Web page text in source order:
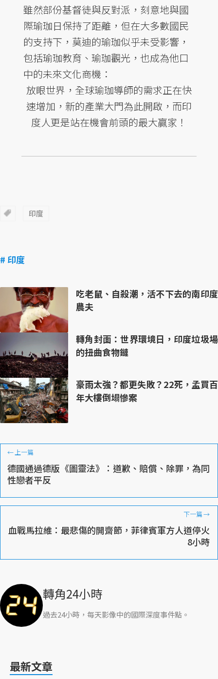
雖然部份基督徒與反對派，刻意地與國
際瑜珈日保持了距離，但在大多數國民
的支持下，莫迪的瑜珈似乎未受影響，
包括瑜珈教育、瑜珈觀光，也成為他口
中的未來文化商機：
放眼世界，全球瑜珈導師的需求正在快
速增加，新的產業大門為此開啟，而印
度人更是站在機會前頭的最大贏家！
印度
# 印度
吃老鼠、自殺潮，活不下去的南印度
農夫
轉角封面：世界環境日，印度垃圾場
的扭曲食物鏈
豪雨太強？都更失敗？22死，孟買百
年大樓倒塌慘案
← 上一篇
德國通過德版《圖靈法》：道歉、賠償、除罪，為同
性戀者平反
下一篇→
血戰馬拉維：最悲傷的開齋節，菲律賓軍方人道停火
8小時
轉角24小時
過去24小時，每天影像中的國際深度事件點。
最新文章